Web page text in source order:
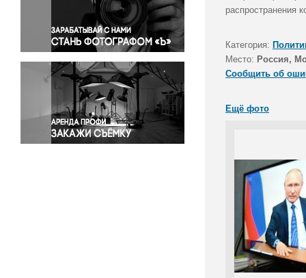
Правосудие
Происшествия и конфликты
Религия
Светская жизнь
Спорт
Экология
Экономика и бизнес
распространения
Категория:
Место: Россия,
Сообщить об
Ещё фото